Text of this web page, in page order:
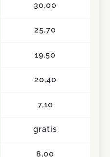
30,00
25,70
19,50
20,40
7,10
gratis
8,00